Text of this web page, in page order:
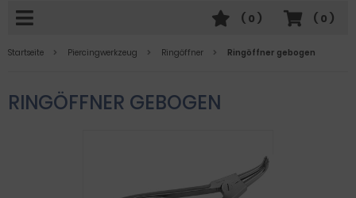
( 0 )
( 0 )
Startseite Piercingwerkzeug Ringöffner Ringöffner gebogen
RINGÖFFNER GEBOGEN